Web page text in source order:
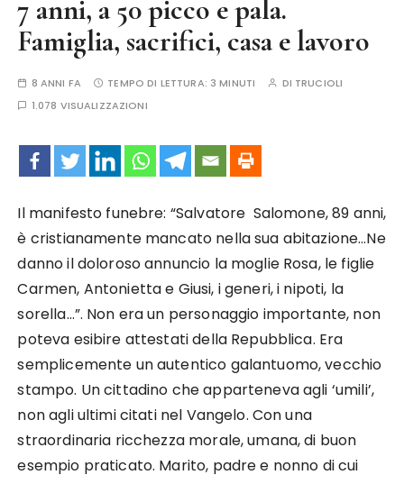
7 anni, a 50 picco e pala.
Famiglia, sacrifici, casa e lavoro
8 ANNI FA TEMPO DI LETTURA: 3 MINUTI DI TRUCIOLI
1.078 VISUALIZZAZIONI
Il manifesto funebre: “Salvatore Salomone, 89 anni,
è cristianamente mancato nella sua abitazione…Ne
danno il doloroso annuncio la moglie Rosa, le figlie
Carmen, Antonietta e Giusi, i generi, i nipoti, la
sorella…”. Non era un personaggio importante, non
poteva esibire attestati della Repubblica. Era
semplicemente un autentico galantuomo, vecchio
stampo. Un cittadino che apparteneva agli ‘umili’,
non agli ultimi citati nel Vangelo. Con una
straordinaria ricchezza morale, umana, di buon
esempio praticato. Marito, padre e nonno di cui